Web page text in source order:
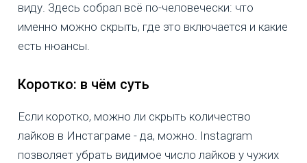
виду. Здесь собрал всё по-человечески: что
именно можно скрыть, где это включается и какие
есть нюансы.
Коротко: в чём суть
Если коротко, можно ли скрыть количество
лайков в Инстаграме - да, можно. Instagram
позволяет убрать видимое число лайков у чужих